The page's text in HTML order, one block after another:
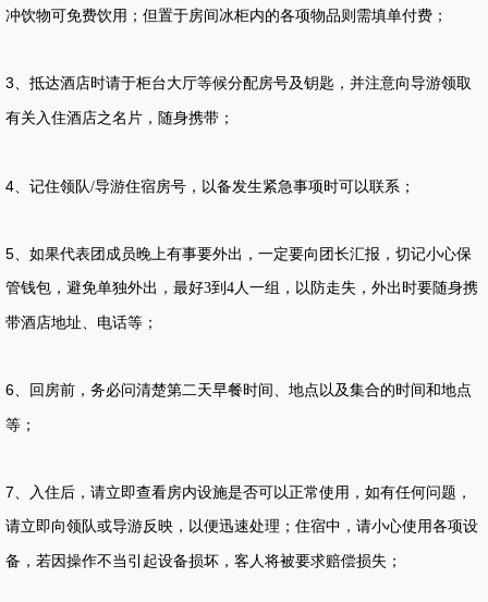
冲饮物可免费饮用；但置于房间冰柜内的各项物品则需填单付费；
3 、抵达酒店时请于柜台大厅等候分配房号及钥匙，并注意向导游领取
有关入住酒店之名片，随身携带；
4 、记住领队/导游住宿房号，以备发生紧急事项时可以联系；
5 、如果代表团成员晚上有事要外出，一定要向团长汇报，切记小心保
管钱包，避免单独外出，最好3到 4 人一组，以防走失，外出时要随身携
带酒店地址、电话等；
6 、回房前，务必问清楚第二天早餐时间、地点以及集合的时间和地点
等；
7 、入住后，请立即查看房内设施是否可以正常使用，如有任何问题，
请立即向领队或导游反映，以便迅速处理；住宿中，请小心使用各项设
备，若因操作不当引起设备损坏，客人将被要求赔偿损失；